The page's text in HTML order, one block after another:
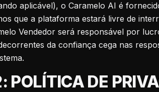
aplicável), o Caramelo AI é
que a plataforma estará livre de
Vendedor será responsável por
da confiança cega nas
POLÍTICA DE